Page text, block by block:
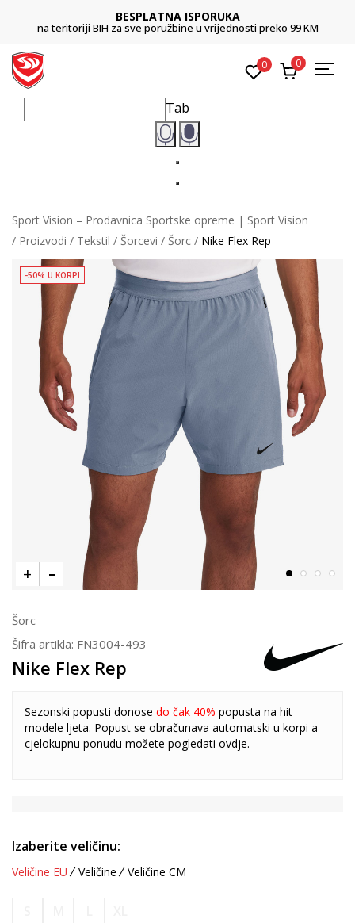
BESPLATNA ISPORUKA
na teritoriji BIH za sve poružbine u vrijednosti preko 99 KM
0 0
Tab
Sport Vision – Prodavnica Sportske opreme | Sport Vision
Proizvodi
Tekstil Šorcevi Šorc Nike Flex Rep
-50% U KORPI
Šorc
Šifra artikla: FN3004-493
Nike Flex Rep
Sezonski popusti donose do čak 40% popusta na hit
modele ljeta. Popust se obračunava automatski u korpi a
cjelokupnu ponudu možete pogledati ovdje.
Izaberite veličinu:
Veličine EU Veličine Veličine CM